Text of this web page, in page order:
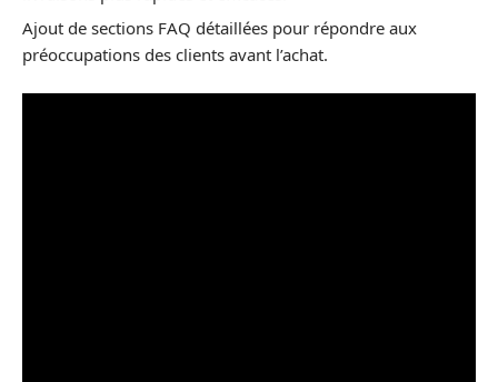
Ajout de sections FAQ détaillées pour répondre aux
préoccupations des clients avant l’achat.